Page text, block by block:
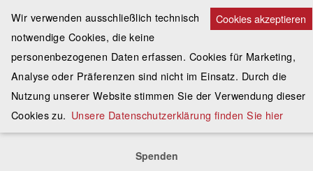
Spenden
Cookies akzeptieren
Wir verwenden ausschließlich technisch
notwendige Cookies, die keine
personenbezogenen Daten erfassen. Cookies für Marketing,
Analyse oder Präferenzen sind nicht im Einsatz. Durch die
Nutzung unserer Website stimmen Sie der Verwendung dieser
Cookies zu. Unsere Datenschutzerklärung finden Sie hier